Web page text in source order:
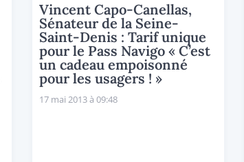
Vincent Capo-Canellas,
Sénateur de la Seine-
Saint-Denis : Tarif unique
pour le Pass Navigo « C’est
un cadeau empoisonné
pour les usagers ! »
17 mai 2013 à 09:48